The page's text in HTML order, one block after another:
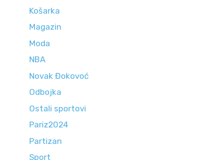
Košarka
Magazin
Moda
NBA
Novak Đokovoć
Odbojka
Ostali sportovi
Pariz2024
Partizan
Sport